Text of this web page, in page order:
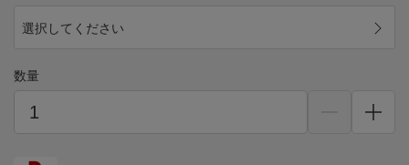
選択してください
数量